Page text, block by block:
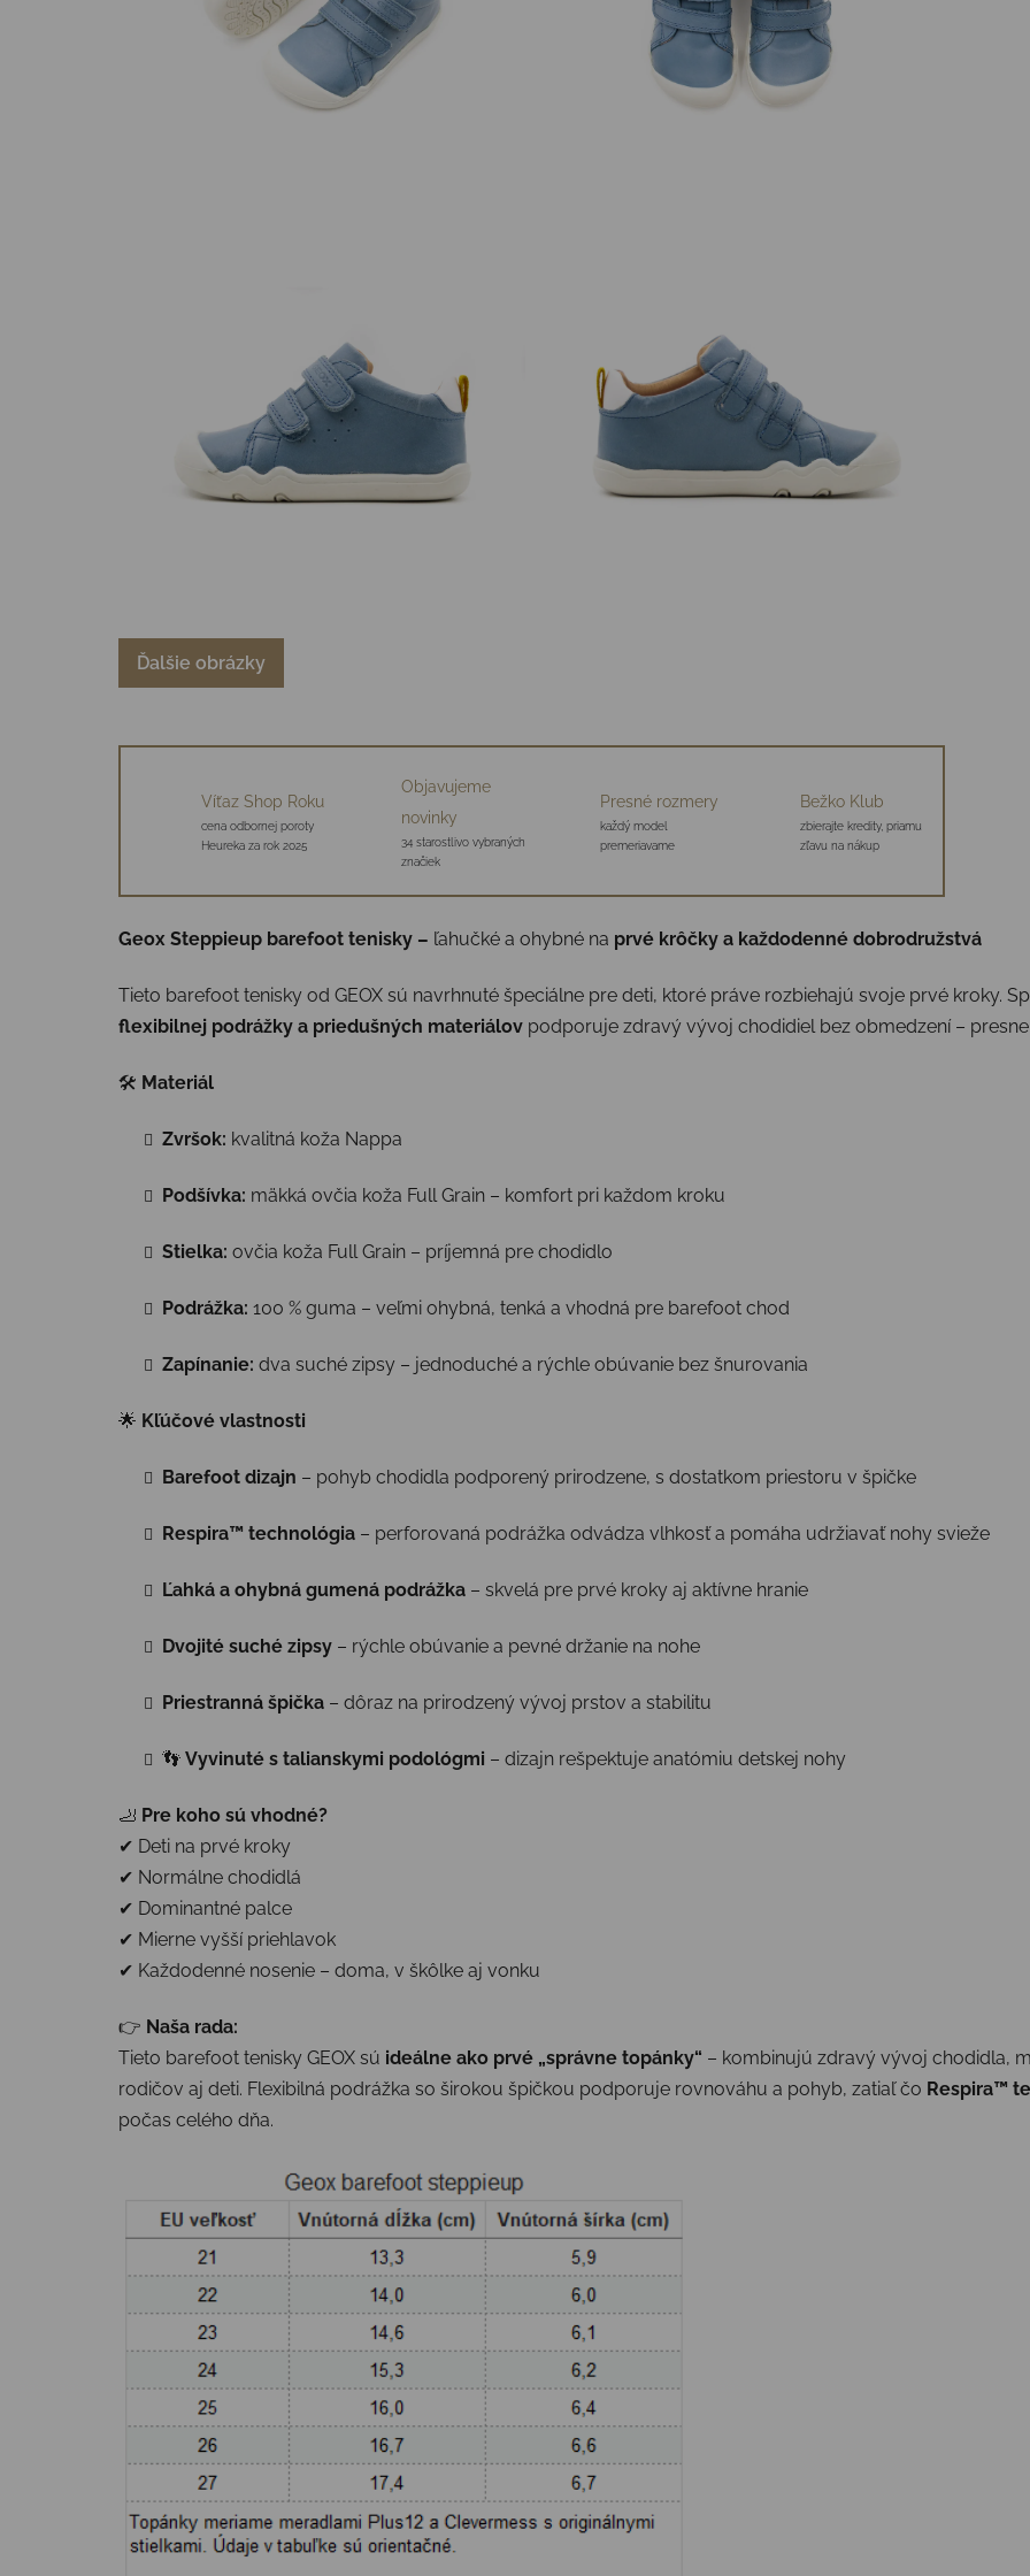
Ďalšie obrázky
Víťaz Shop Roku
cena odbornej poroty
Heureka za rok 2025
Objavujeme
novinky
34 starostlivo vybraných
značiek
Presné rozmery
každý model
premeriavame
Bežko Klub
zbierajte kredity, priamu
zľavu na nákup
Geox Steppieup barefoot tenisky – ľahučké a ohybné na prvé krôčky a každodenné dobrodružstvá
Tieto barefoot tenisky od GEOX sú navrhnuté špeciálne pre deti, ktoré práve rozbiehajú svoje prvé kroky.
flexibilnej podrážky a priedušných materiálov podporuje zdravý vývoj chodidiel bez obmedzení –
🛠 Materiál
Zvršok: kvalitná koža Nappa
Podšívka: mäkká ovčia koža Full Grain – komfort pri každom kroku
Stielka: ovčia koža Full Grain – príjemná pre chodidlo
Podrážka: 100 % guma – veľmi ohybná, tenká a vhodná pre barefoot chod
Zapínanie: dva suché zipsy – jednoduché a rýchle obúvanie bez šnurovania
🌟 Kľúčové vlastnosti
Barefoot dizajn – pohyb chodidla podporený prirodzene, s dostatkom priestoru v špičke
Respira™ technológia – perforovaná podrážka odvádza vlhkosť a pomáha udržiavať nohy svieže
Ľahká a ohybná gumená podrážka – skvelá pre prvé kroky aj aktívne hranie
Dvojité suché zipsy – rýchle obúvanie a pevné držanie na nohe
Priestranná špička – dôraz na prirodzený vývoj prstov a stabilitu
👣 Vyvinuté s talianskymi podológmi – dizajn rešpektuje anatómiu detskej nohy
🦶 Pre koho sú vhodné?
✔ Deti na prvé kroky
✔ Normálne chodidlá
✔ Dominantné palce
✔ Mierne vyšší priehlavok
✔ Každodenné nosenie – doma, v škôlke aj vonku
👉 Naša rada:
Tieto barefoot tenisky GEOX sú ideálne ako prvé „správne topánky“ – kombinujú zdravý vývoj chodidla,
rodičov aj deti. Flexibilná podrážka so širokou špičkou podporuje rovnováhu a pohyb, zatiaľ čo Respira™
počas celého dňa.